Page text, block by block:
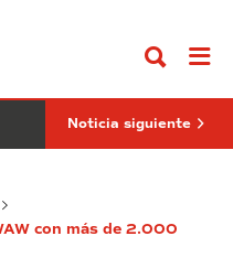
mujer
como
Noticia siguiente
con más de 2.000
el